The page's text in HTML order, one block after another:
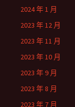
2024 年 1 月
2023 年 12 月
2023 年 11 月
2023 年 10 月
2023 年 9 月
2023 年 8 月
2023 年 7 月